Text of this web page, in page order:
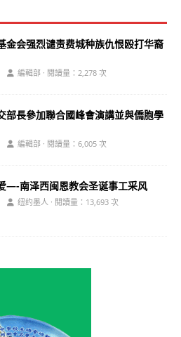
金会强烈谴责费城种族仇恨殴打华裔
編輯部 · 閱讀量：2,278 次
部長參加聯合國峰會演講並與僑胞學
編輯部 · 閱讀量：6,005 次
—-南泽西闽恩教会圣诞事工采风
纽约墨人 · 閱讀量：13,693 次